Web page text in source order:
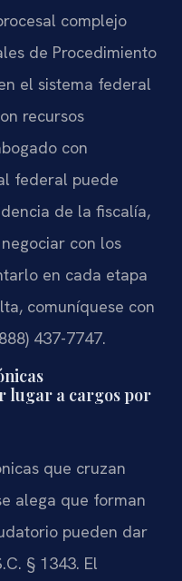
complejo
de Procedimiento
el sistema federal
recursos
con
federal puede
de la fiscalía,
con los
en cada etapa
comuníquese con
437-7747.
lugar a cargos por
que cruzan
alega que forman
pueden dar
§ 1343. El